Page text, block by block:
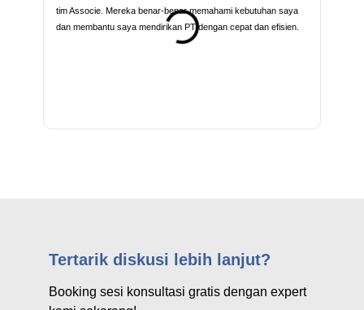
tim Associe. Mereka benar-benar memahami kebutuhan saya
dan membantu saya mendirikan PT dengan cepat dan efisien.
Tertarik diskusi lebih lanjut?
Booking sesi konsultasi gratis dengan expert